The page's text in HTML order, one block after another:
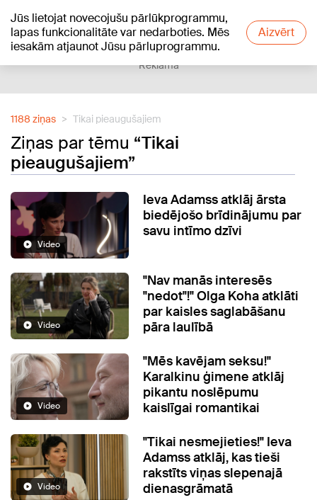
Jūs lietojat novecojušu pārlūkprogrammu,
lapas funkcionalitāte var nedarboties. Mēs
iesakām atjaunot Jūsu pārluprogrammu.
Aizvērt
+21°C
Reklāma
1188 ziņas Tikai pieaugušajiem
Ziņas par tēmu “Tikai
pieaugušajiem”
Video
Ieva Adamss atklāj ārsta
biedējošo brīdinājumu par
savu intīmo dzīvi
Video
"Nav manās interesēs
"nedot"!" Olga Koha atklāti
par kaisles saglabāšanu
pāra laulībā
Video
"Mēs kavējam seksu!"
Karalkinu ģimene atklāj
pikantu noslēpumu
kaislīgai romantikai
Video
"Tikai nesmejieties!" Ieva
Adamss atklāj, kas tieši
rakstīts viņas slepenajā
dienasgrāmatā